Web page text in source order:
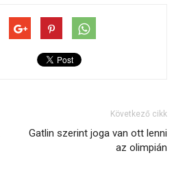
Következő cikk
Gatlin szerint joga van ott lenni
az olimpián